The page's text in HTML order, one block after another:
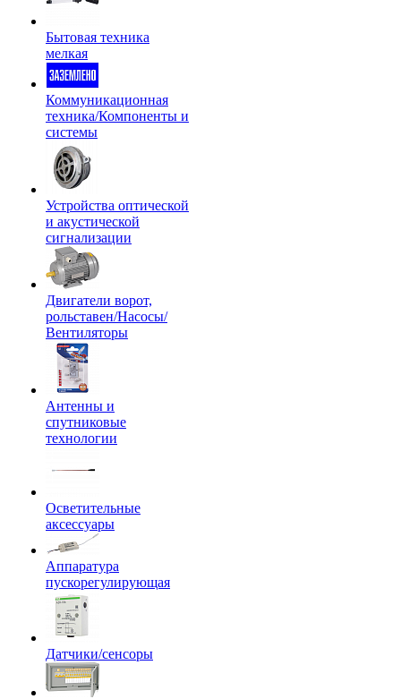
Бытовая техника
мелкая
Коммуникационная
техника/Компоненты и
системы
Устройства оптической
и акустической
сигнализации
Двигатели ворот,
рольставен/Насосы/
Вентиляторы
Антенны и
спутниковые
технологии
Осветительные
аксессуары
Аппаратура
пускорегулирующая
Датчики/сенсоры